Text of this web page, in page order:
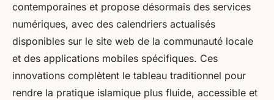
contemporaines et propose désormais des services
numériques, avec des calendriers actualisés
disponibles sur le site web de la communauté locale
et des applications mobiles spécifiques. Ces
innovations complètent le tableau traditionnel pour
rendre la pratique islamique plus fluide, accessible et